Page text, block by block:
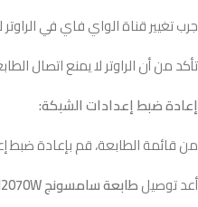
جرب تغيير قناة الواي فاي في
تأكد من أن الراوتر لا يمنع اتصال
إعادة ضبط إعدادات الشبكة:
من قائمة الطابعة، قم بإعادة ضبط
أعد توصيلطابعة سامسونج M2070W